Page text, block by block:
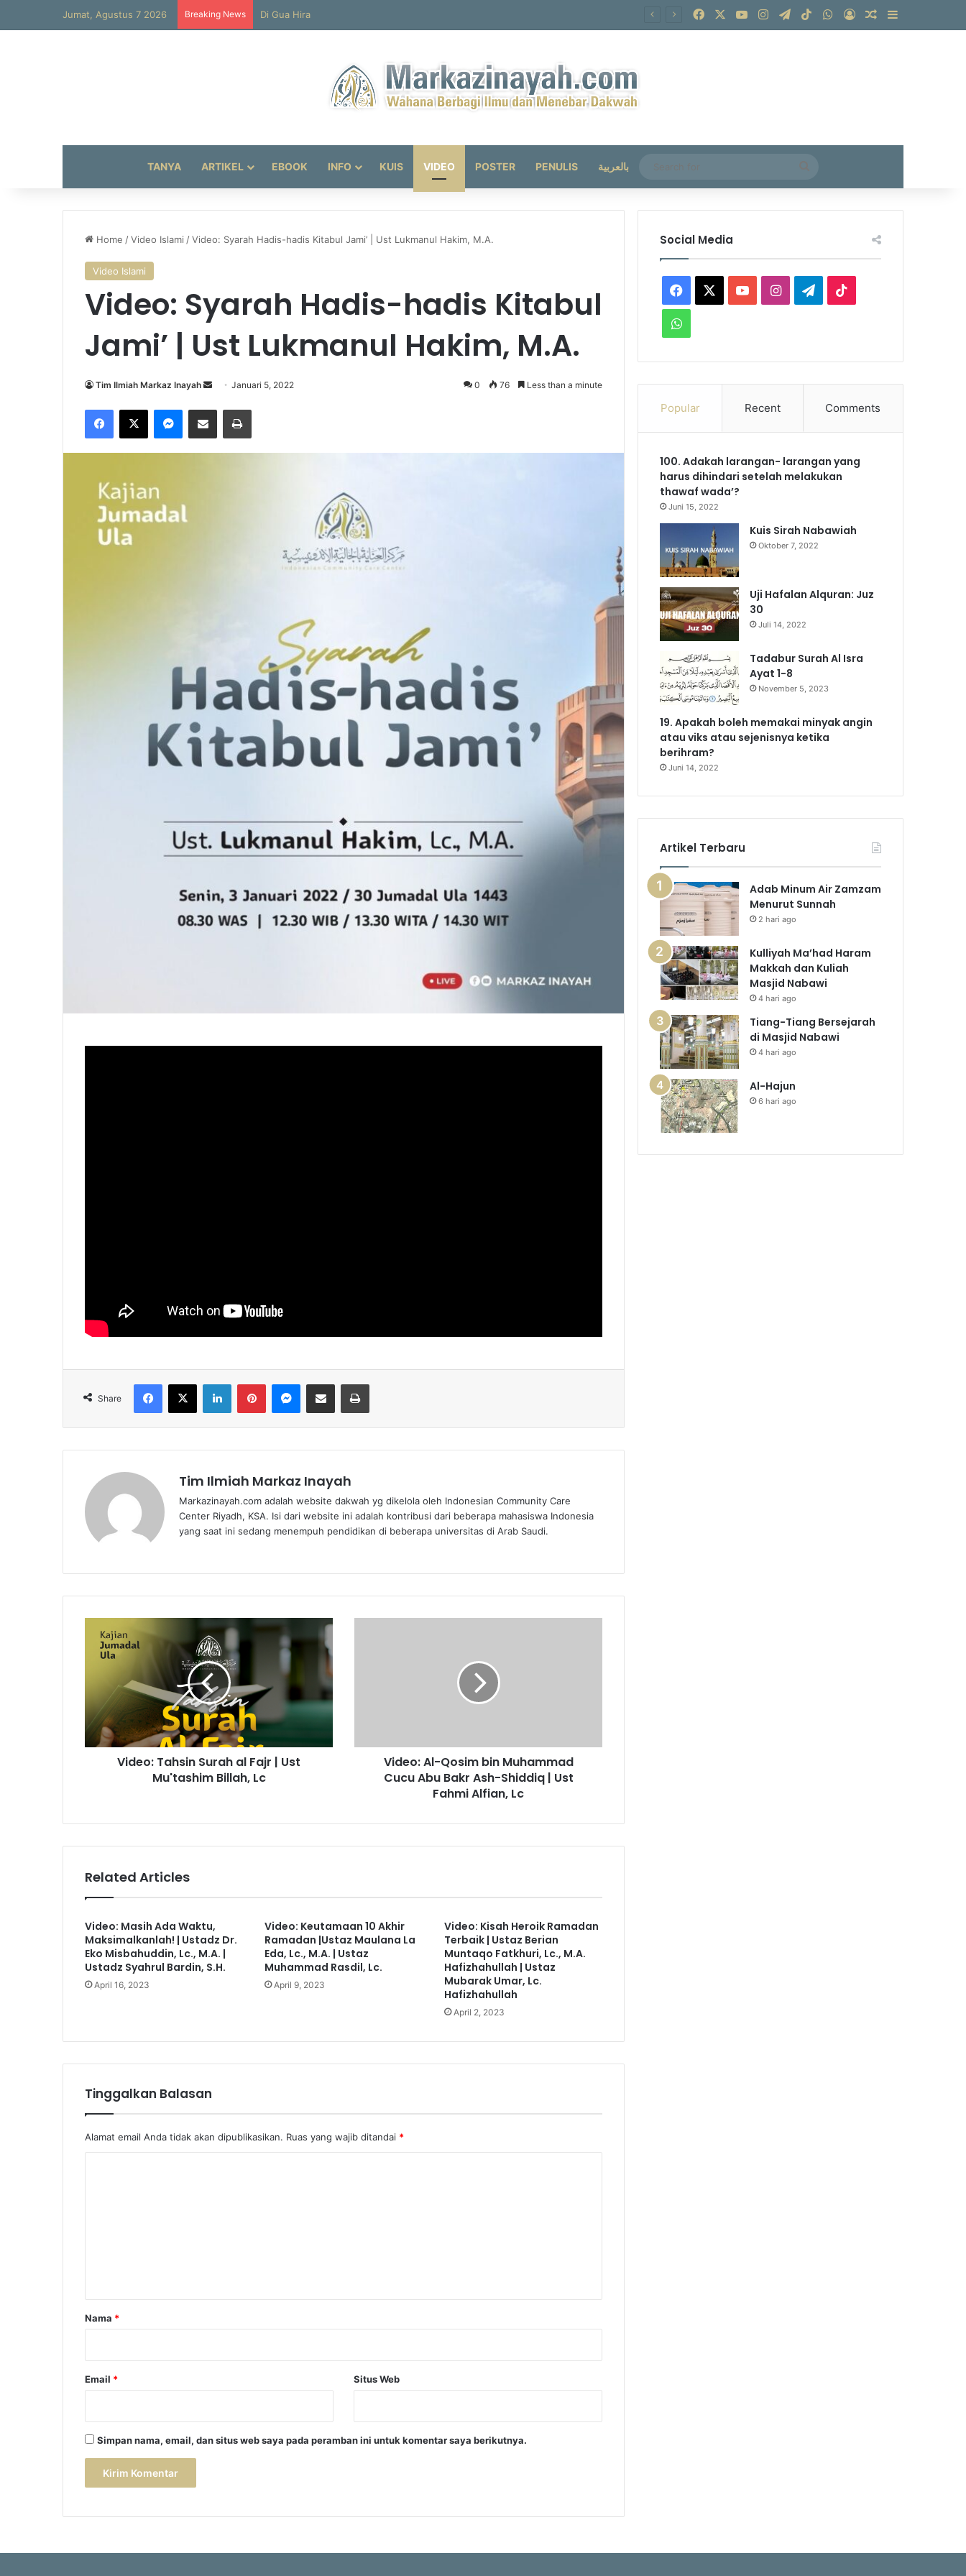
Jumat, Agustus 7 2026 Breaking News Keutamaan Waktu Mustajab pada Hari Jumat FacebookYouTubeInstagram
TelegramTikTokWhatsApp
Log InRandom Article
Sidebar
TANYA ARTIKEL EBOOK INFO KUIS VIDEO POSTER PENULIS بالعربية
for
Home /Video Islami /Video: Syarah Hadis-hadis Kitabul Jami’ | Ust Lukmanul Hakim, M.A.
Video Islami
Video: Syarah Hadis-hadis Kitabul
Jami’ | Ust Lukmanul Hakim, M.A.
Tim Ilmiah Markaz Inayah
SendJanuari 5, 2022 0 76 Less than a minute
Facebook
X Messenger
Share via Email Print
Share
Facebook
X LinkedInPinterestMessenger
Share via Email Print
Tim Ilmiah Markaz Inayah
Markazinayah.com adalah website dakwah yg dikelola oleh Indonesian Community Care
Center Riyadh, KSA. Isi dari website ini adalah kontribusi dari beberapa mahasiswa Indonesia
yang saat ini sedang menempuh pendidikan di beberapa universitas di Arab Saudi.
Tahsin
Surah
Ust
Mu'tashim
Billah,
Video: Tahsin Surah al Fajr | Ust
Mu'tashim Billah, Lc
Ash-
Shiddiq
Alfian,
Video: Al-Qosim bin Muhammad
Cucu Abu Bakr Ash-Shiddiq | Ust
Fahmi Alfian, Lc
Related Articles
Video: Masih Ada Waktu,
Maksimalkanlah! | Ustadz Dr.
Eko Misbahuddin, Lc., M.A. |
Ustadz Syahrul Bardin, S.H.
April 16, 2023
Video: Keutamaan 10 Akhir
Ramadan |Ustaz Maulana La
Eda, Lc., M.A. | Ustaz
Muhammad Rasdil, Lc.
April 9, 2023
Video: Kisah Heroik Ramadan
Terbaik | Ustaz Berian
Muntaqo Fatkhuri, Lc., M.A.
Hafizhahullah | Ustaz
Mubarak Umar, Lc.
Hafizhahullah
April 2, 2023
Tinggalkan Balasan
Alamat email Anda tidak akan dipublikasikan. Ruas yang wajib ditandai *
r
Nama *
Email * Situs Web
Simpan nama, email, dan situs web saya pada peramban ini untuk komentar saya berikutnya.
Social Media
Facebook YouTubeInstagram
Telegram
WhatsApp
Popular Recent Comments
100. Adakah larangan- larangan yang
harus dihindari setelah melakukan
thawaf wada’?
Juni 15, 2022
Kuis Sirah Nabawiah
Oktober 7, 2022
Uji Hafalan Alquran: Juz
30
Juli 14, 2022
Tadabur Surah Al Isra
Ayat 1-8
November 5, 2023
19. Apakah boleh memakai minyak angin
atau viks atau sejenisnya ketika
berihram?
Juni 14, 2022
Artikel Terbaru
Adab Minum Air Zamzam
Menurut Sunnah
2 hari ago
Kulliyah Ma’had Haram
Makkah dan Kuliah
Masjid Nabawi
4 hari ago
Tiang-Tiang Bersejarah
di Masjid Nabawi
4 hari ago
Al-Hajun
6 hari ago